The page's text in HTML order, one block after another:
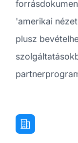
'amerikai
plusz